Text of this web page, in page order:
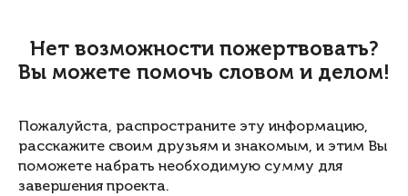
Нет возможности пожертвовать?
Вы можете помочь словом и делом!
Пожалуйста, распространите эту информацию,
расскажите своим друзьям и знакомым, и этим Вы
поможете набрать необходимую сумму для
завершения проекта.